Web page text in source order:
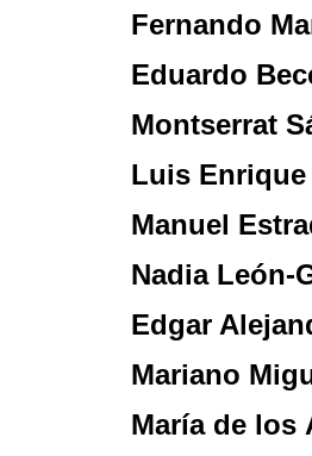
Fernando
Eduardo
Montserrat
Luis
Manuel
Nadia León-
Edgar
Mariano
María de los